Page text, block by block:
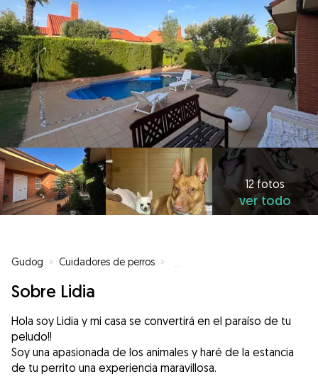
12 fotos
ver todo
Gudog » Cuidadores de perros »
Sobre Lidia
Hola soy Lidia y mi casa se convertirá en el paraíso de tu
peludo!!
Soy una apasionada de los animales y haré de la estancia
de tu perrito una experiencia maravillosa.